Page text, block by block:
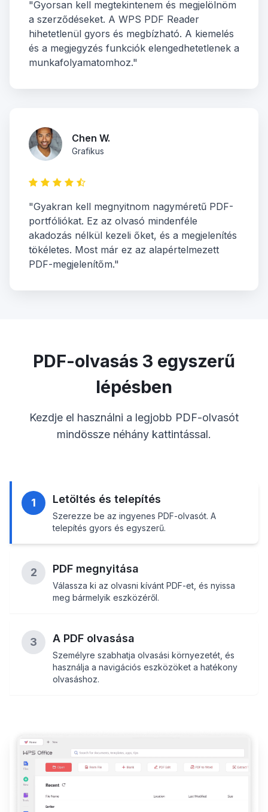
"Gyorsan kell megtekintenem és megjelölnöm
a szerződéseket. A WPS PDF Reader
hihetetlenül gyors és megbízható. A kiemelés
és a megjegyzés funkciók elengedhetetlenek a
munkafolyamatomhoz."
Chen W.
Grafikus
"Gyakran kell megnyitnom nagyméretű PDF-
portfóliókat. Ez az olvasó mindenféle
akadozás nélkül kezeli őket, és a megjelenítés
tökéletes. Most már ez az alapértelmezett
PDF-megjelenítőm."
PDF-olvasás 3 egyszerű
lépésben
Kezdje el használni a legjobb PDF-olvasót
mindössze néhány kattintással.
1 Letöltés és telepítés
Szerezze be az ingyenes PDF-olvasót. A
telepítés gyors és egyszerű.
2 PDF megnyitása
Válassza ki az olvasni kívánt PDF-et, és nyissa
meg bármelyik eszközéről.
3 A PDF olvasása
Személyre szabhatja olvasási környezetét, és
használja a navigációs eszközöket a hatékony
olvasáshoz.